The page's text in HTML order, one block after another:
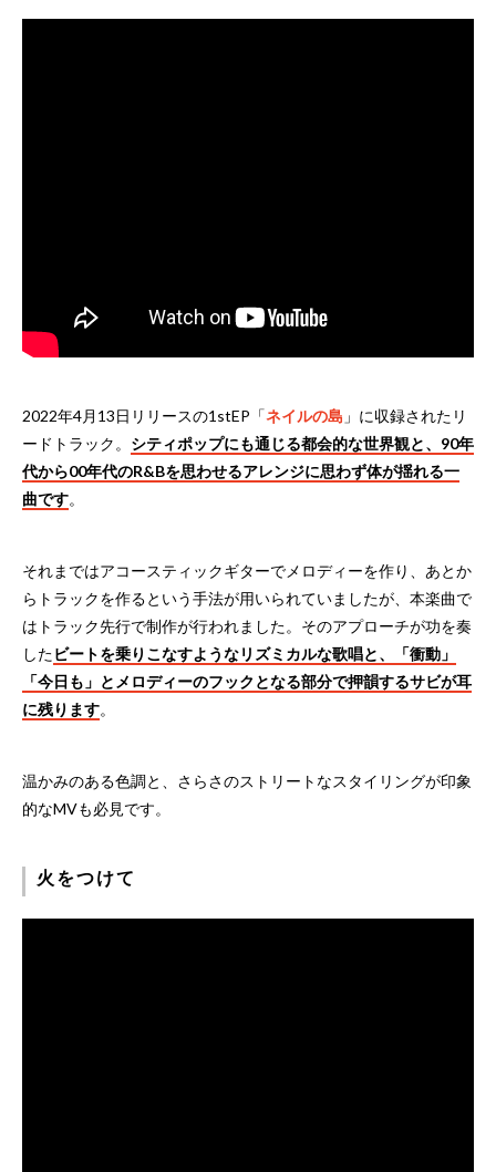
2022年4月13日リリースの1stEP「ネイルの島 」に収録されたリ
ードトラック。 シティポップにも通じる都会的な世界観と、90年
代から00年代のR&Bを思わせるアレンジに思わず体が揺れる一
曲です。
それまではアコースティックギターでメロディーを作り、あとか
らトラックを作るという手法が用いられていましたが、本楽曲で
はトラック先行で制作が行われました。そのアプローチが功を奏
したビートを乗りこなすようなリズミカルな歌唱と、「衝動」
「今日も」とメロディーのフックとなる部分で押韻するサビが耳
に残ります。
温かみのある色調と、さらさのストリートなスタイリングが印象
的なMVも必見です。
火をつけて